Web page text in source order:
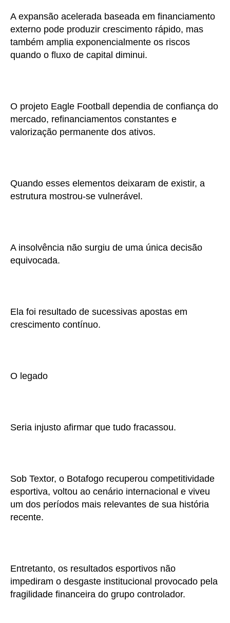
A expansão acelerada baseada em financiamento
externo pode produzir crescimento rápido, mas
também amplia exponencialmente os riscos
quando o fluxo de capital diminui.
O projeto Eagle Football dependia de confiança do
mercado, refinanciamentos constantes e
valorização permanente dos ativos.
Quando esses elementos deixaram de existir, a
estrutura mostrou-se vulnerável.
A insolvência não surgiu de uma única decisão
equivocada.
Ela foi resultado de sucessivas apostas em
crescimento contínuo.
O legado
Seria injusto afirmar que tudo fracassou.
Sob Textor, o Botafogo recuperou competitividade
esportiva, voltou ao cenário internacional e viveu
um dos períodos mais relevantes de sua história
recente.
Entretanto, os resultados esportivos não
impediram o desgaste institucional provocado pela
fragilidade financeira do grupo controlador.